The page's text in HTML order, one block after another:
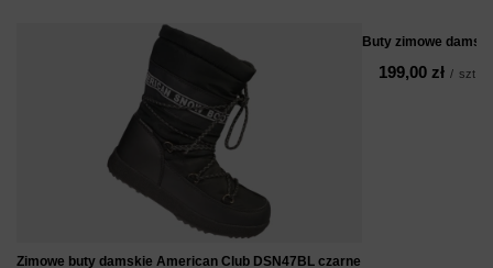
Zimowe buty damskie American Club DSN47BL czarne
Buty zimowe
199,00 zł / szt.